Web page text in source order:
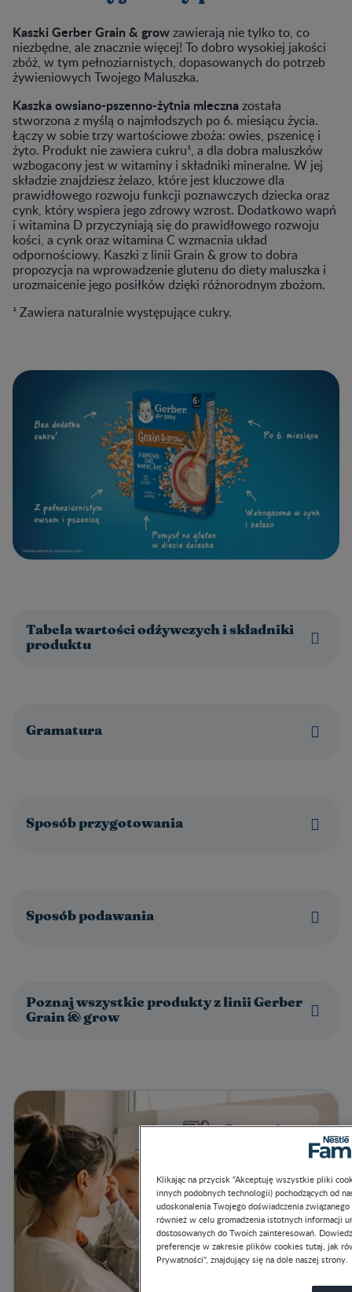
Kaszki Gerber Grain & growzawierają nie tylko to, co
niezbędne, ale znacznie więcej! To dobro wysokiej jakości
zbóż, w tym pełnoziarnistych, dopasowanych do potrzeb
żywieniowych Twojego Maluszka.
Kaszka owsiano-pszenno-żytnia mlecznazostała
stworzona z myślą o najmłodszych po 6. miesiącu życia.
Łączy w sobie trzy wartościowe zboża: owies, pszenicę i
żyto. Produkt nie zawiera cukru¹, a dla dobra maluszków
wzbogacony jest w witaminy i składniki mineralne. W jej
składzie znajdziesz żelazo, które jest kluczowe dla
prawidłowego rozwoju funkcji poznawczych dziecka oraz
cynk, który wspiera jego zdrowy wzrost. Dodatkowo wapń
i witamina D przyczyniają się do prawidłowego rozwoju
kości, a cynk oraz witamina C wzmacnia układ
odpornościowy. Kaszki z linii Grain & grow to dobra
propozycja na wprowadzenie glutenu do diety maluszka i
urozmaicenie jego posiłków dzięki różnorodnym zbożom.
¹ Zawiera naturalnie występujące cukry.
Tabela wartości odżywczych i składniki
produktu
Gramatura
Sposób przygotowania
Sposób podawania
Poznaj wszystkie produkty z linii Gerber
Grain & grow
Klikając na przycisk “Akceptuję wszystkie pliki
innych podobnych technologii) pochodzących od
również w celu gromadzenia istotnych informacji
dostosowanych do Twoich zainteresowań.
preferencje w zakresie plików cookies tutaj, jak
Prywatności", znajdujący się na dole naszej strony.